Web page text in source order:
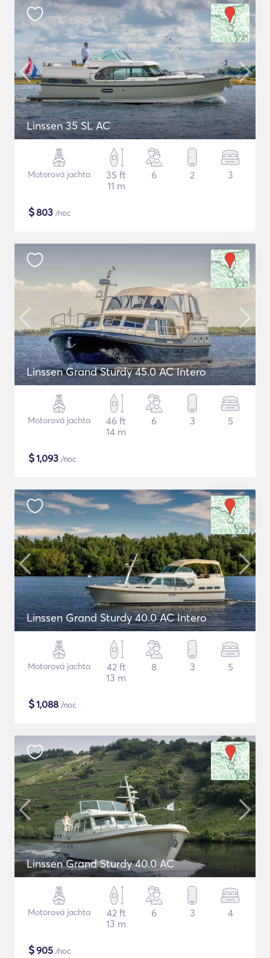
Linssen 35 SL AC
Motorová jachta
35 ft
11 m
6 2 3
$803 /noc
Linssen Grand Sturdy 45.0 AC Intero
Motorová jachta
46 ft
14 m
6 3 5
$1,093 /noc
Linssen Grand Sturdy 40.0 AC Intero
Motorová jachta
42 ft
13 m
8 3 5
$1,088 /noc
Linssen Grand Sturdy 40.0 AC
Motorová jachta
42 ft
13 m
6 3 4
$905 /noc